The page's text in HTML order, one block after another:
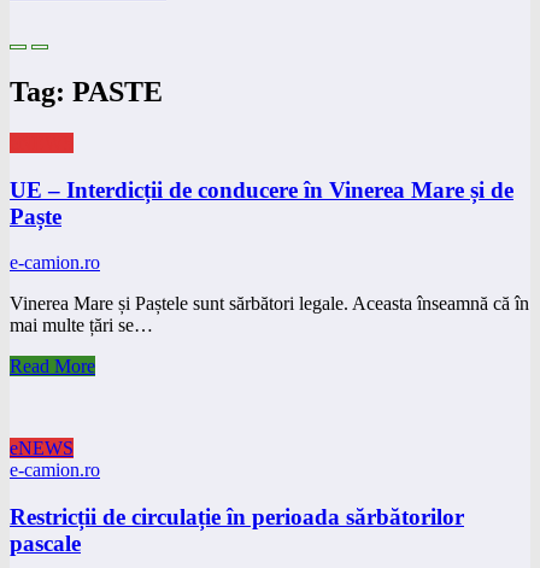
Tag: PASTE
UE – Interdicții de conducere în Vinerea Mare și de
Paște
e-camion.ro
Vinerea Mare și Paștele sunt sărbători legale. Aceasta înseamnă că în
mai multe țări se…
Read More
eNEWS
e-camion.ro
Restricții de circulație în perioada sărbătorilor
pascale